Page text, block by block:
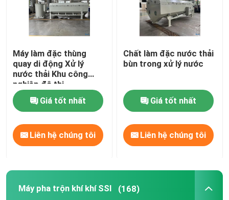
Máy làm đặc thùng
quay di động Xử lý
nước thải Khu công
nghiệp đô thị
Giá tốt nhất
Liên hệ chúng tôi
Chất làm đặc nước thải
bùn trong xử lý nước
Giá tốt nhất
Liên hệ chúng tôi
Máy pha trộn khí khí SSI (168)